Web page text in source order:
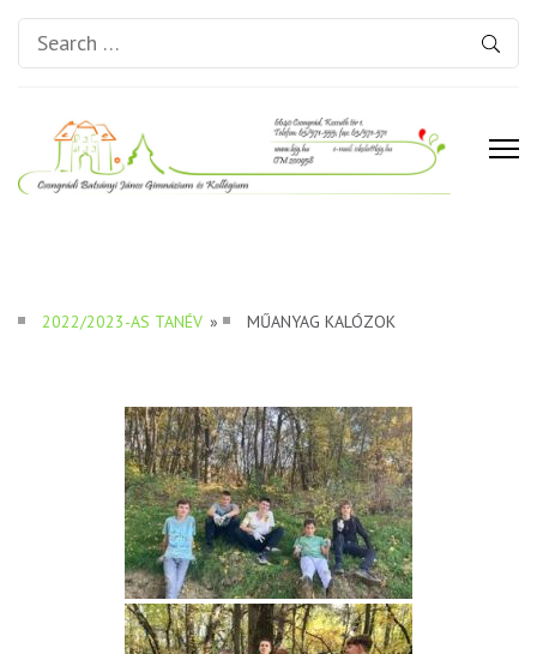
Search
for:
2022/2023-AS TANÉV » MŰANYAG KALÓZOK